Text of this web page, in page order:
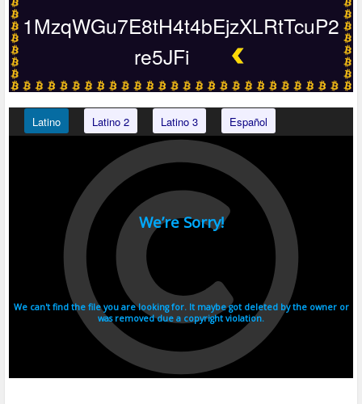
1MzqWGu7E8tH4t4bEjzXLRtTcuP2
re5JFi
Latino Latino 2 Latino 3 Español